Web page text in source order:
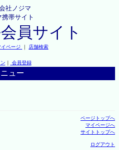
社ノジマ
携帯サイト
員サイト
イページ ｜ 店舗検索
｜ 会員登録
ニュー
ページトップへ
マイページへ
サイトトップへ
ログアウト